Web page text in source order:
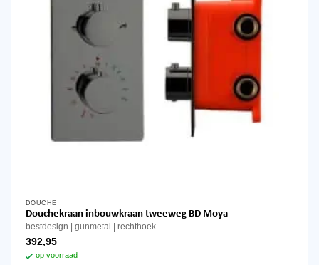
DOUCHE
Douchekraan inbouwkraan tweeweg BD Moya
bestdesign gunmetal rechthoek
392,95
op voorraad